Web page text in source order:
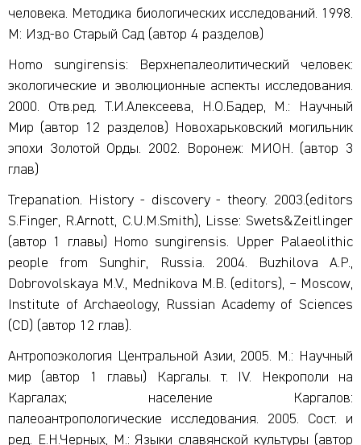
человека. Методика биологических исследований. 1998.
М: Изд-во Старый Сад (автор 4 разделов)
Homo sungirensis: Верхнепалеолитический человек:
экологические и эволюционные аспекты исследования.
2000. Отв.ред. Т.И.Алексеева, Н.О.Бадер, М.: Научный
Мир (автор 12 разделов) Новохарьковский могильник
эпохи Золотой Орды. 2002. Воронеж: МИОН. (автор 3
глав)
Trepanation. History - discovery - theory. 2003.(editors
S.Finger, R.Arnott, C.U.M.Smith), Lisse: Swets&Zeitlinger
(автор 1 главы) Homo sungirensis. Upper Palaeolithic
people from Sunghir, Russia. 2004. Buzhilova A.P.,
Dobrovolskaya M.V., Mednikova M.B. (editors), – Moscow,
Institute of Archaeology, Russian Academy of Sciences
(CD) (автор 12 глав).
Антропоэкология Центральной Азии, 2005. М.: Научный
мир (автор 1 главы) Каргалы. т. IV. Некрополи на
Каргалах; население Каргалов:
палеоантропологические исследования. 2005. Сост. и
ред. Е.Н.Черных, М.: Языки славянской культуры (автор